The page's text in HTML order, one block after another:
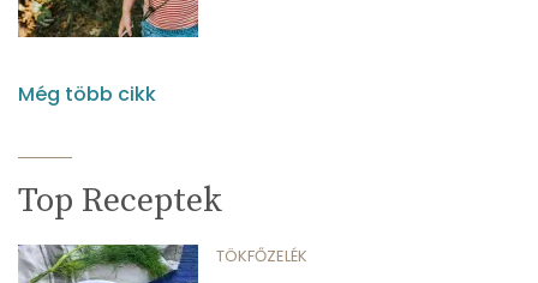
Még több cikk
Top Receptek
TÖKFŐZELÉK